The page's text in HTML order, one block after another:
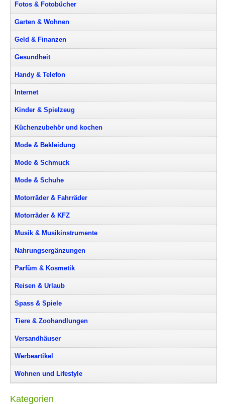
Fotos & Fotobücher
Garten & Wohnen
Geld & Finanzen
Gesundheit
Handy & Telefon
Internet
Kinder & Spielzeug
Küchenzubehör und kochen
Mode & Bekleidung
Mode & Schmuck
Mode & Schuhe
Motorräder & Fahrräder
Motorräder & KFZ
Musik & Musikinstrumente
Nahrungsergänzungen
Parfüm & Kosmetik
Reisen & Urlaub
Spass & Spiele
Tiere & Zoohandlungen
Versandhäuser
Werbeartikel
Wohnen und Lifestyle
Kategorien